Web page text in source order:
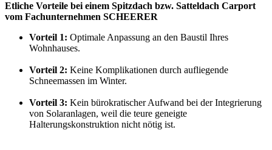
Etliche Vorteile bei einem Spitzdach bzw. Satteldach Carport
vom Fachunternehmen SCHEERER
Vorteil 1: Optimale Anpassung an den Baustil Ihres
Wohnhauses.
Vorteil 2: Keine Komplikationen durch aufliegende
Schneemassen im Winter.
Vorteil 3: Kein bürokratischer Aufwand bei der Integrierung
von Solaranlagen, weil die teure geneigte
Halterungskonstruktion nicht nötig ist.